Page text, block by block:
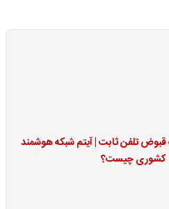
تلفن ثابت | آیتم شبکه هوشمند
کشوری چیست؟